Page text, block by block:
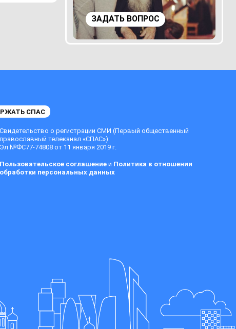
ЗАДАТЬ ВОПРОС
СПАС
Свидетельство о регистрации СМИ (Первый общественный
православный телеканал «СПАС»):
Эл №ФС77-74808 от 11 января 2019 г.
Пользовательское соглашениеи Политика в отношении
обработки персональных данных